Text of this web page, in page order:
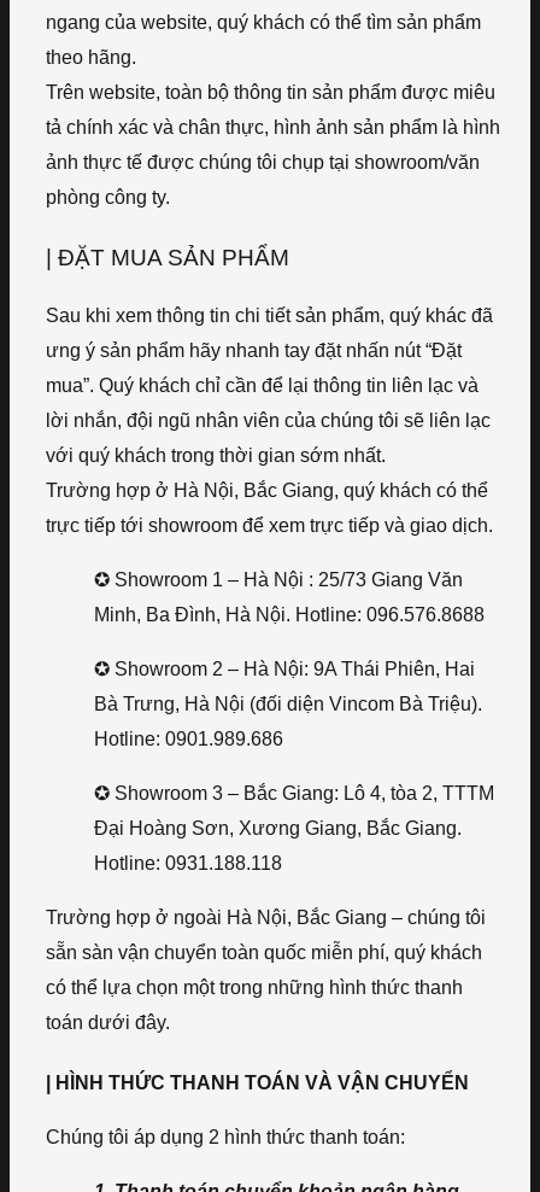
ngang của website, quý khách có thể tìm sản phẩm
theo hãng.
Trên website, toàn bộ thông tin sản phẩm được miêu
tả chính xác và chân thực, hình ảnh sản phẩm là hình
ảnh thực tế được chúng tôi chụp tại showroom/văn
phòng công ty.
| ĐẶT MUA SẢN PHẨM
Sau khi xem thông tin chi tiết sản phẩm, quý khác đã
ưng ý sản phẩm hãy nhanh tay đặt nhấn nút “Đặt
mua”. Quý khách chỉ cần để lại thông tin liên lạc và
lời nhắn, đội ngũ nhân viên của chúng tôi sẽ liên lạc
với quý khách trong thời gian sớm nhất.
Trường hợp ở Hà Nội, Bắc Giang, quý khách có thể
trực tiếp tới showroom để xem trực tiếp và giao dịch.
✪ Showroom 1 – Hà Nội : 25/73 Giang Văn
Minh, Ba Đình, Hà Nội. Hotline: 096.576.8688
✪ Showroom 2 – Hà Nội: 9A Thái Phiên, Hai
Bà Trưng, Hà Nội (đối diện Vincom Bà Triệu).
Hotline: 0901.989.686
✪ Showroom 3 – Bắc Giang: Lô 4, tòa 2, TTTM
Đại Hoàng Sơn, Xương Giang, Bắc Giang.
Hotline: 0931.188.118
Trường hợp ở ngoài Hà Nội, Bắc Giang – chúng tôi
sẵn sàn vận chuyển toàn quốc miễn phí, quý khách
có thể lựa chọn một trong những hình thức thanh
toán dưới đây.
| HÌNH THỨC THANH TOÁN VÀ VẬN CHUYỂN
Chúng tôi áp dụng 2 hình thức thanh toán: